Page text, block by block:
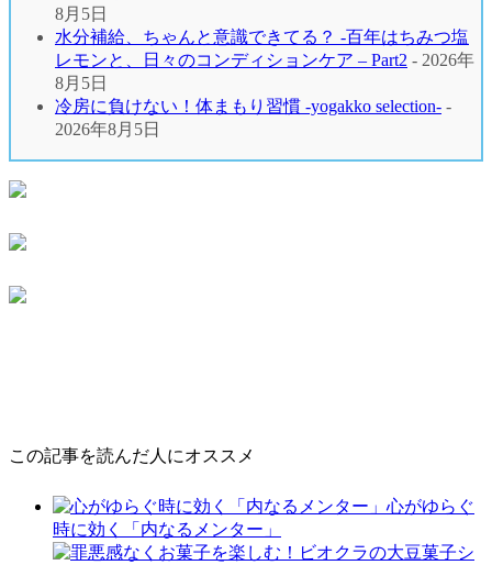
8月5日
⽔分補給、ちゃんと意識できてる？ -百年はちみつ塩
レモンと、⽇々のコンディションケア – Part2 - 2026年
8月5日
冷房に負けない！体まもり習慣 -yogakko selection- -
2026年8月5日
この記事を読んだ人にオススメ
心がゆらぐ
時に効く「内なるメンター」